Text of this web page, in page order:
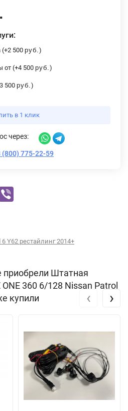
(+2 500 руб. )
от (+4 500 руб. )
3 500 руб. )
в 1 клик
через:
(800) 775-22-59
6 Y62 рестайлинг 2014+
приобрели Штатная
360 6/128 Nissan Patrol
купили
‹ ›